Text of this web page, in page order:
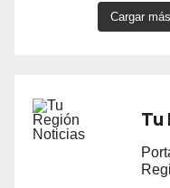
Cargar
Tu